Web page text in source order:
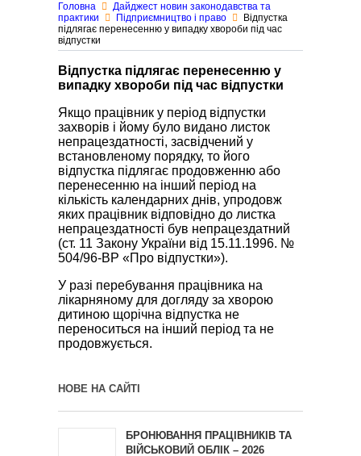
Головна
Дайджест новин законодавства та
практики
Підприємництво і право
Відпустка
підлягає перенесенню у випадку хвороби під час
відпустки
Відпустка підлягає перенесенню у
випадку хвороби під час відпустки
Якщо працівник у період відпустки
захворів і йому було видано листок
непрацездатності, засвідчений у
встановленому порядку, то його
відпустка підлягає продовженню або
перенесенню на інший період на
кількість календарних днів, упродовж
яких працівник відповідно до листка
непрацездатності був непрацездатний
(ст. 11 Закону України від 15.11.1996. №
504/96-ВР «Про відпустки»).
У разі перебування працівника на
лікарняному для догляду за хворою
дитиною щорічна відпустка не
переноситься на інший період та не
продовжується.
НОВЕ НА САЙТІ
БРОНЮВАННЯ ПРАЦІВНИКІВ ТА
ВІЙСЬКОВИЙ ОБЛІК – 2026